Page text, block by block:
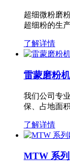
超细微粉磨
超细粉的生
了解详情
雷蒙磨粉机
我们公司专
保、占地面
了解详情
MTW 系